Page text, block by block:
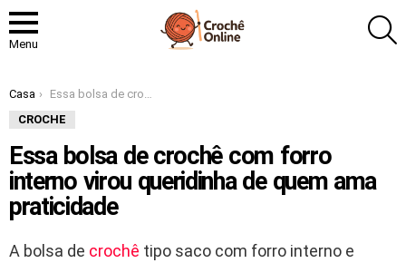
Menu
Você está aqui:
Casa
Essa bolsa de crochê com forro interno virou queridinha de quem ama praticidade
CROCHE
Essa bolsa de crochê com forro
interno virou queridinha de quem ama
praticidade
A bolsa de crochê tipo saco com forro interno e